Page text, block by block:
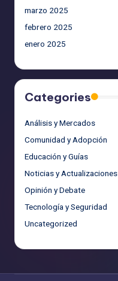
marzo 2025
febrero 2025
enero 2025
Categories
Análisis y Mercados
Comunidad y Adopción
Educación y Guías
Noticias y Actualizaciones
Opinión y Debate
Tecnología y Seguridad
Uncategorized